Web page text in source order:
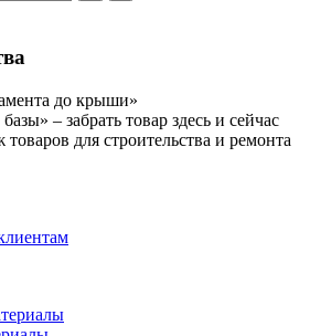
до крыши»
– забрать товар здесь и сейчас
для строительства и ремонта